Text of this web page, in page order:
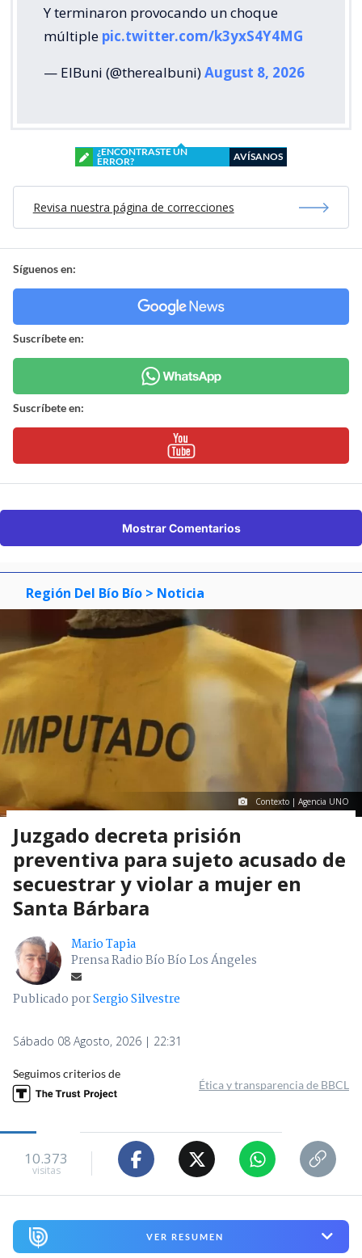
Y terminaron provocando un choque
múltiple pic.twitter.com/k3yxS4Y4MG
— ElBuni (@therealbuni)August 8, 2026
¿ENCONTRASTE UN
ERROR?
AVÍSANOS
Revisa nuestra página de correcciones
Síguenos en:
Suscríbete en:
Suscríbete en:
Mostrar Comentarios
Región Del Bío Bío > Noticia
Contexto | Agencia UNO
Juzgado decreta prisión
preventiva para sujeto acusado de
secuestrar y violar a mujer en
Santa Bárbara
Mario Tapia
Prensa Radio Bío Bío Los Ángeles
Publicado porSergio Silvestre
Sábado 08 Agosto, 2026 | 22:31
Seguimos criterios de
Ética y transparencia de BBCL
10.373
visitas
VER RESUMEN